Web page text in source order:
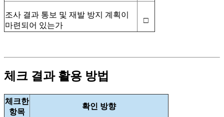
조사 결과 통보 및 재발 방지 계획이
마련되어 있는가
□
체크 결과 활용 방법
체크한
항목
확인 방향